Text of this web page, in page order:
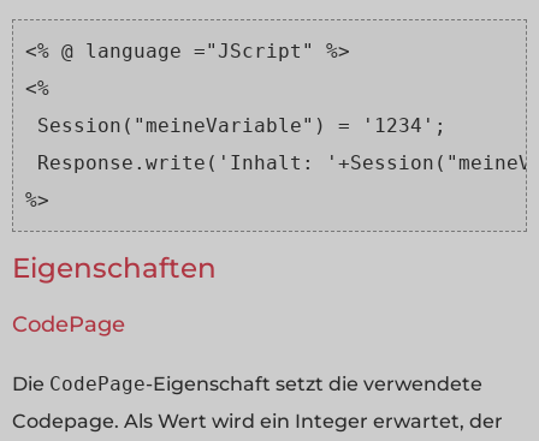
<% @ language ="JScript" %>
<%
Session("meineVariable") = '1234';
Response.write('Inhalt:
%>
Eigenschaften
CodePage
Die CodePage-Eigenschaft setzt die verwendete
Codepage. Als Wert wird ein Integer erwartet, der